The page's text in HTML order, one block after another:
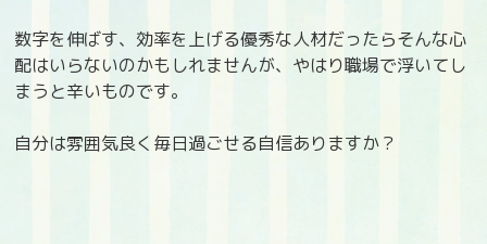
数字を伸ばす、効率を上げる優秀な人材だったらそんな心
配はいらないのかもしれませんが、やはり職場で浮いてし
まうと辛いものです。
自分は雰囲気良く毎日過ごせる自信ありますか？